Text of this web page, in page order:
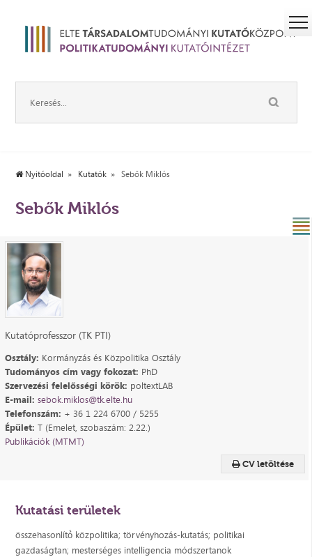
Nyitóoldal Kutatók Sebők Miklós
Sebők Miklós
CV letöltése
Kutatóprofesszor (TK PTI)
Osztály: Kormányzás és Közpolitika Osztály
Tudományos cím vagy fokozat: PhD
Szervezési felelősségi körök: poltextLAB
E-mail: sebok.miklos@tk.elte.hu
Telefonszám: + 36 1 224 6700 / 5255
Épület: T (Emelet, szobaszám: 2.22.)
Publikációk (MTMT)
Kutatási területek
összehasonlító́ közpolitika; törvényhozás-kutatás; politikai
gazdaságtan; mesterséges intelligencia módszertanok